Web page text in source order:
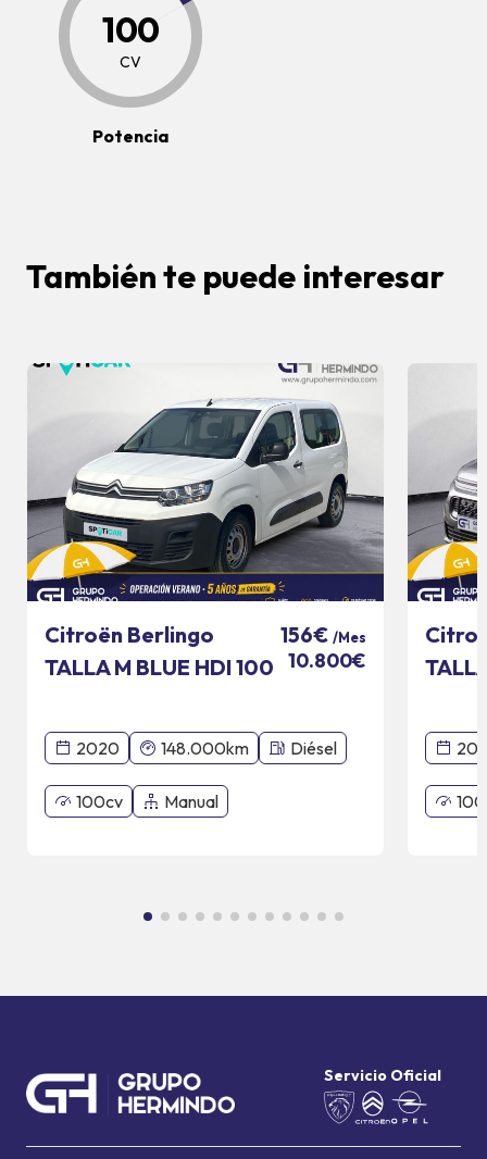
100
CV
Potencia
También te puede interesar
Citroën Berlingo
TALLA M BLUE HDI 100
156€ /Mes
10.800€
2020 148.000km Diésel
100cv Manual
Servicio Oficial